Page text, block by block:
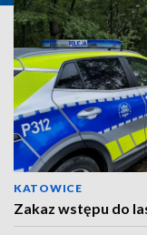
KATOWICE
Zakaz wstępu do